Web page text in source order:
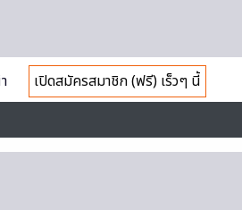
เปิดสมัครสมาชิก (ฟรี) เร็วๆ นี้